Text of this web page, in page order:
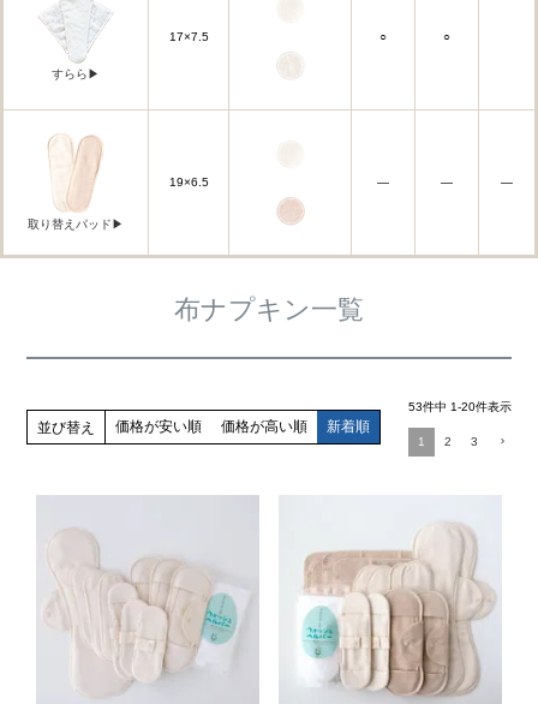
すらら▶
17×7.5 ○ ○
取り替えパッド▶
19×6.5 ― ― ―
布ナプキン一覧
並び替え 価格が安い順 価格が高い順 新着順
53件中 1-20件表示
1 2 3